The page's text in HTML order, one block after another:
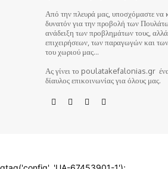
Από την πλευρά μας, υποσχόμαστε να
δυνατόν για την προβολή των
ανάδειξη των προβλημάτων τους,
επιχειρήσεων, των παραγωγών και
του χωριού μας…
Ας γίνει το poulatakefalonias.gr
δίαυλος επικοινωνίας για όλους μας.